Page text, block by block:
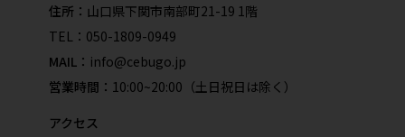
住所： 山口県下関市南部町21-19 1階
TEL： 050-1809-0949
MAIL： info@cebugo.jp
営業時間： 10:00~20:00（土日祝日は除く）
アクセス